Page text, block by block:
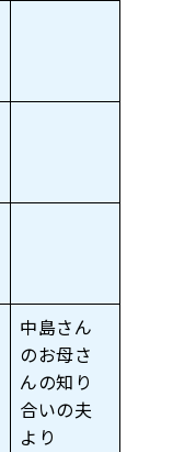
中島さん
のお母さ
んの知り
合いの夫
より